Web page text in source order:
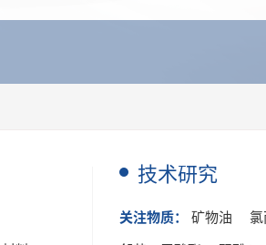
技术研究
关注物质： 矿物油